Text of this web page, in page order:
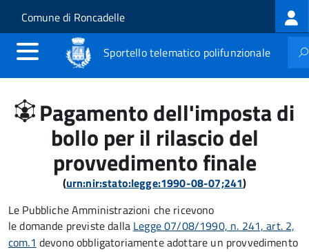
Salta al contenuto principale
Skip to site navigation
Comune di Roncadelle
Sportello telematico polifunzionale
Pagamento dell'imposta di
bollo per il rilascio del
provvedimento finale
(urn:nir:stato:legge:1990-08-07;241)
Le Pubbliche Amministrazioni che ricevono
le domande previste dalla Legge 07/08/1990, n. 241, art. 2,
com.1 devono obbligatoriamente adottare un provvedimento